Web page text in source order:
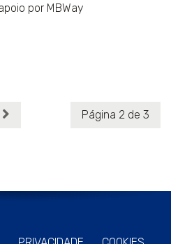
por MBWay
Página 2 de 3